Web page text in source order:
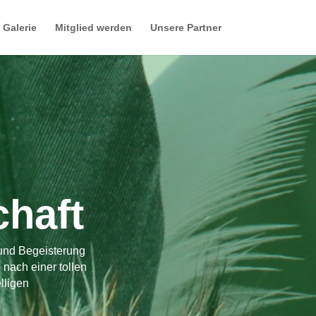
Galerie Mitglied werden Unsere Partner
Begeisterung
nach einer tollen